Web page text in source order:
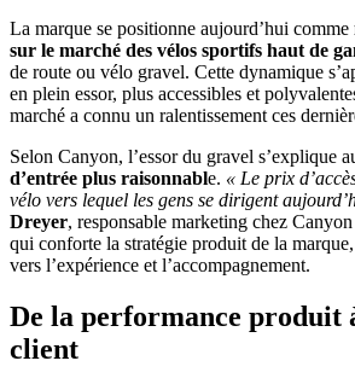
La marque se positionne aujourd’hui comme
sur le marché des vélos sportifs haut de
de route ou vélo gravel. Cette dynamique
en plein essor, plus accessibles et
marché a connu un ralentissement ces
Selon Canyon, l’essor du gravel s’explique
d’entrée plus raisonnable. « Le prix
vélo vers lequel les gens se dirigent
Dreyer, responsable marketing chez
qui conforte la stratégie produit de la
vers l’expérience et l’accompagnement.
De la performance produit
client